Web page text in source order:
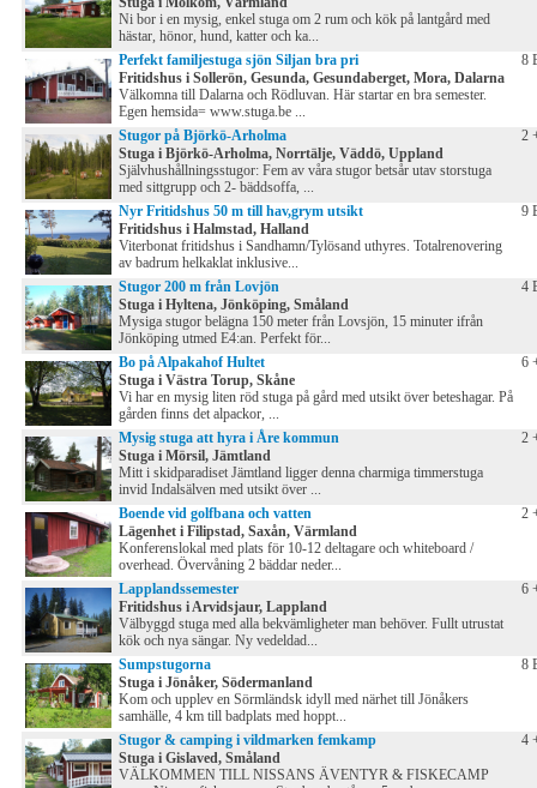
Ni bor i en mysig, enkel stuga om 2 rum och kök på lantgård med
hästar, hönor, hund, katter och ka...
Perfekt familjestuga sjön Siljan bra pri
Fritidshus i Sollerön, Gesunda, Gesundaberget, Mora, Dalarna
Välkomna till Dalarna och Rödluvan. Här startar en bra semester.
Egen hemsida= www.stuga.be ...
8
Stugor på Björkö-Arholma
Stuga i Björkö-Arholma, Norrtälje, Väddö, Uppland
Självhushållningsstugor: Fem av våra stugor betsår utav storstuga
med sittgrupp och 2- bäddsoffa, ...
2
Nyr Fritidshus 50 m till hav,grym utsikt
Fritidshus i Halmstad, Halland
Viterbonat fritidshus i Sandhamn/Tylösand uthyres. Totalrenovering
av badrum helkaklat inklusive...
9
Stugor 200 m från Lovjön
Stuga i Hyltena, Jönköping, Småland
Mysiga stugor belägna 150 meter från Lovsjön, 15 minuter ifrån
Jönköping utmed E4:an. Perfekt för...
4
Bo på Alpakahof Hultet
Stuga i Västra Torup, Skåne
Vi har en mysig liten röd stuga på gård med utsikt över beteshagar. På
gården finns det alpackor, ...
6
Mysig stuga att hyra i Åre kommun
Stuga i Mörsil, Jämtland
Mitt i skidparadiset Jämtland ligger denna charmiga timmerstuga
invid Indalsälven med utsikt över ...
2
Boende vid golfbana och vatten
Lägenhet i Filipstad, Saxån, Värmland
Konferenslokal med plats för 10-12 deltagare och whiteboard /
overhead. Övervåning 2 bäddar neder...
2
Lapplandssemester
Fritidshus i Arvidsjaur, Lappland
Välbyggd stuga med alla bekvämligheter man behöver. Fullt utrustat
kök och nya sängar. Ny vedeldad...
6
Sumpstugorna
Stuga i Jönåker, Södermanland
Kom och upplev en Sörmländsk idyll med närhet till Jönåkers
samhälle, 4 km till badplats med hoppt...
8
Stugor & camping i vildmarken femkamp
Stuga i Gislaved, Småland
VÄLKOMMEN TILL NISSANS ÄVENTYR & FISKECAMP
4